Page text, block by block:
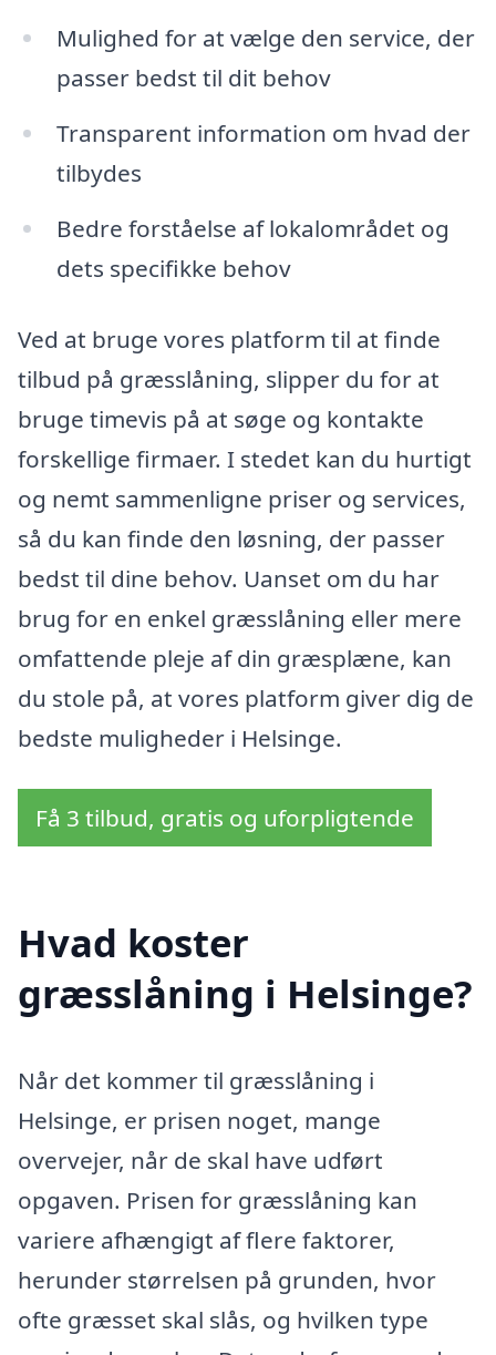
Mulighed for at vælge den service, der
passer bedst til dit behov
Transparent information om hvad der
tilbydes
Bedre forståelse af lokalområdet og
dets specifikke behov
Ved at bruge vores platform til at finde
tilbud på græsslåning, slipper du for at
bruge timevis på at søge og kontakte
forskellige firmaer. I stedet kan du hurtigt
og nemt sammenligne priser og services,
så du kan finde den løsning, der passer
bedst til dine behov. Uanset om du har
brug for en enkel græsslåning eller mere
omfattende pleje af din græsplæne, kan
du stole på, at vores platform giver dig de
bedste muligheder i Helsinge.
Få 3 tilbud, gratis og uforpligtende
Hvad koster
græsslåning i Helsinge?
Når det kommer til græsslåning i
Helsinge, er prisen noget, mange
overvejer, når de skal have udført
opgaven. Prisen for græsslåning kan
variere afhængigt af flere faktorer,
herunder størrelsen på grunden, hvor
ofte græsset skal slås, og hvilken type